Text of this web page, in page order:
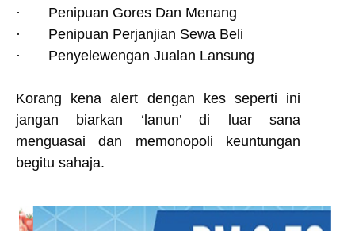
·
Penipuan Gores Dan Menang
·
Penipuan Perjanjian Sewa Beli
·
Penyelewengan Jualan Lansung
Korang kena alert dengan kes seperti ini
jangan biarkan ‘lanun’ di luar sana
menguasai dan memonopoli keuntungan
begitu sahaja.